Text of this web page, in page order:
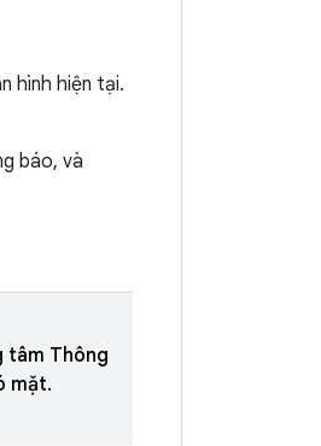
hình hiện tại.
báo, và
tâm Thông
mặt.